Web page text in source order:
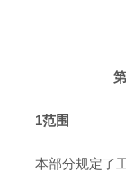
1范围
本部分规定了